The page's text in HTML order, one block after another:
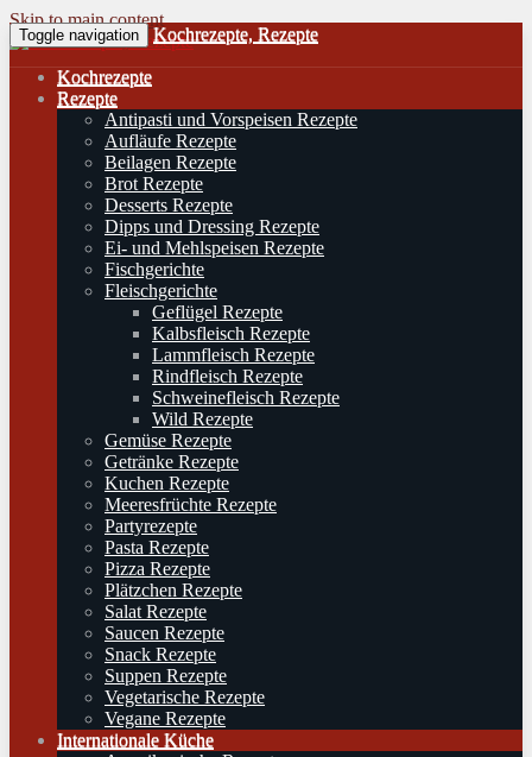
Skip to main content
Toggle navigation Kochrezepte, Rezepte
Kochrezepte
Rezepte
Antipasti und Vorspeisen Rezepte
Aufläufe Rezepte
Beilagen Rezepte
Brot Rezepte
Desserts Rezepte
Dipps und Dressing Rezepte
Ei- und Mehlspeisen Rezepte
Fischgerichte
Fleischgerichte
Geflügel Rezepte
Kalbsfleisch Rezepte
Lammfleisch Rezepte
Rindfleisch Rezepte
Schweinefleisch Rezepte
Wild Rezepte
Gemüse Rezepte
Getränke Rezepte
Kuchen Rezepte
Meeresfrüchte Rezepte
Partyrezepte
Pasta Rezepte
Pizza Rezepte
Plätzchen Rezepte
Salat Rezepte
Saucen Rezepte
Snack Rezepte
Suppen Rezepte
Vegetarische Rezepte
Vegane Rezepte
Internationale Küche